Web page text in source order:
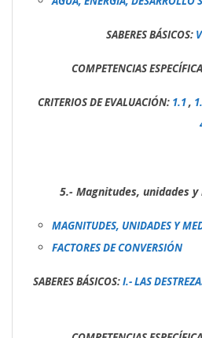
SABERES BÁSICOS:
COMPETENCIAS
CRITERIOS DE EVALUACIÓN: 1.1,
5.- Magnitudes, unidades y
MAGNITUDES, UNIDADES Y
FACTORES DE CONVERSIÓN
SABERES BÁSICOS:I.- LAS